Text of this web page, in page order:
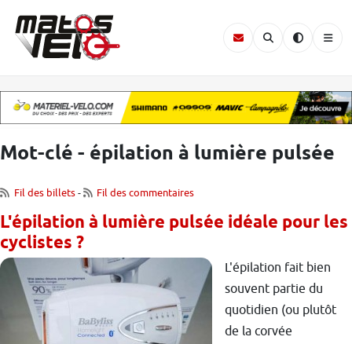
Mot-clé - épilation à lumière pulsée
Fil des billets- Fil des commentaires
L'épilation à lumière pulsée idéale pour les
cyclistes ?
L'épilation fait bien
souvent partie du
quotidien (ou plutôt
de la corvée